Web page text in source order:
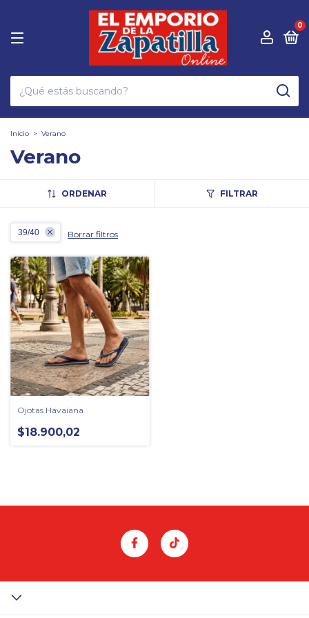
0
Inicio > Verano
Verano
ORDENAR FILTRAR
39/40 Borrar filtros
Ojotas Havaiana
$18.900,02